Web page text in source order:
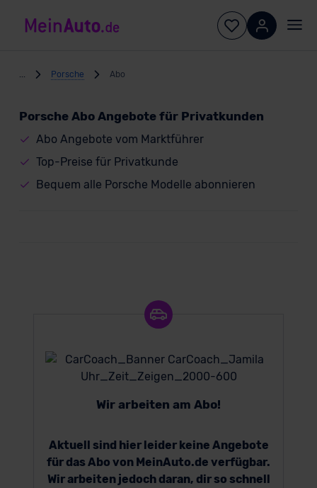
Porsche Abo
Porsche Abo Angebote für Privatkunden
Abo Angebote vom Marktführer
Top-Preise für Privatkunde
Bequem alle Porsche Modelle abonnieren
Wir arbeiten am Abo!
Aktuell sind hier leider keine Angebote
für das Abo von MeinAuto.de verfügbar.
Wir arbeiten jedoch daran, dir so schnell